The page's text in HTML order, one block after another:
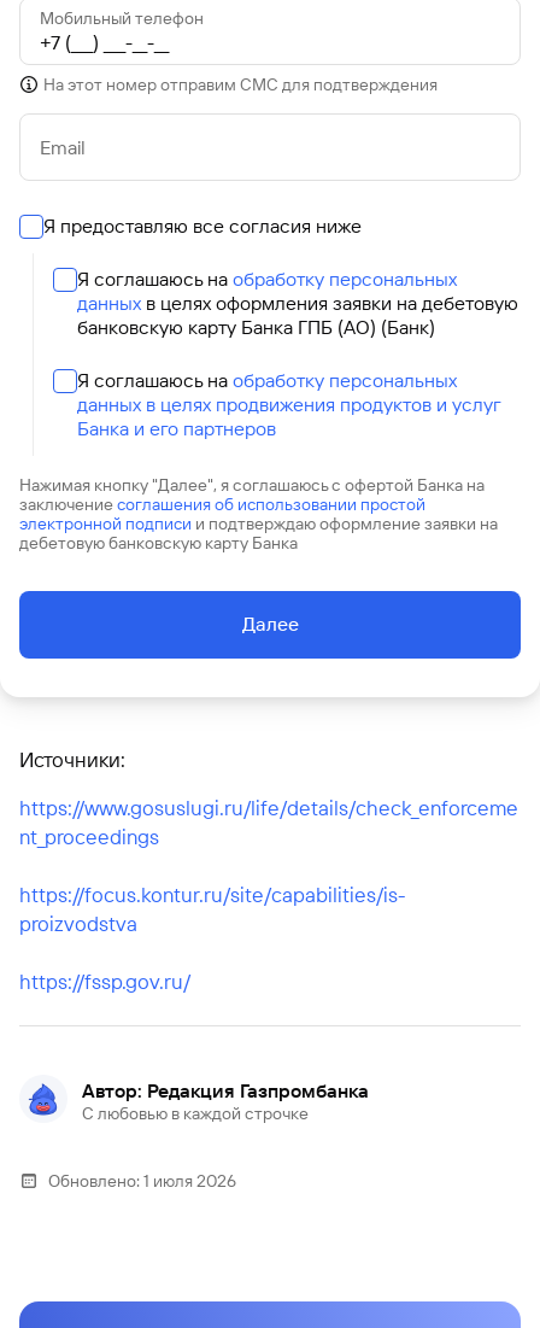
Мобильный телефон
На этот номер отправим СМС для подтверждения
Email
Я предоставляю все согласия ниже
Я соглашаюсь на обработку персональных
данных в целях оформления заявки на дебетовую
банковскую карту Банка ГПБ (АО) (Банк)
Я соглашаюсь на обработку персональных
данных в целях продвижения продуктов и услуг
Банка и его партнеров
Нажимая кнопку "Далее", я соглашаюсь с офертой Банка на
заключениесоглашения об использовании простой
электронной подписи и подтверждаю оформление заявки на
дебетовую банковскую карту Банка
Далее
Источники:
https://www.gosuslugi.ru/life/details/check_enforceme
nt_proceedings
https://focus.kontur.ru/site/capabilities/is-
proizvodstva
https://fssp.gov.ru/
Автор: Редакция Газпромбанка
С любовью в каждой строчке
Обновлено:1 июля 2026